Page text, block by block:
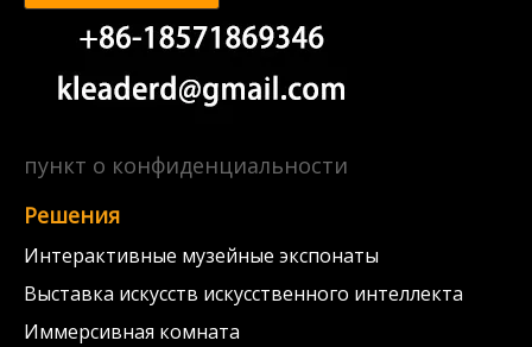
пункт о конфиденциальности
Решения
Интерактивные музейные экспонаты
Выставка искусств искусственного интеллекта
Иммерсивная комната